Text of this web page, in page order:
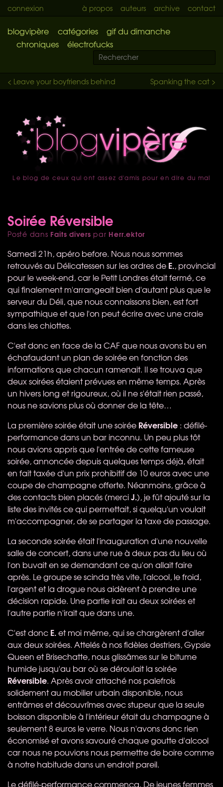
connexion à propos auteurs archive contact
blogvipère catégories
gif du dimanche
chroniques
électrofucks
Spanking the cat >
< Leave your boyfriends behind
accueil
Le blog de ceux qui ont assez d'amis pour en dire du mal
Soirée Réversible
Posté dans Faits divers par Herr.ektor
Samedi 21h, apéro before. Nous nous sommes
retrouvés au Délicatessen sur les ordres de E., provincial
pour le week-end, car le Petit Londres était fermé, ce
qui finalement m'arrangeait bien d'autant plus que le
serveur du Déli, que nous connaissons bien, est fort
sympathique et que l'on peut écrire avec une craie
dans les chiottes.
C'est donc en face de la CAFque nous avons bu en
échafaudant un plan de soirée en fonction des
informations que chacun ramenait. Il se trouva que
deux soirées étaient prévues en même temps. Après
un hivers long et rigoureux, où il ne s'était rien passé,
nous ne savions plus où donner de la tête…
La première soirée était une soirée Réversible : défilé-
performance dans un bar inconnu. Un peu plus tôt
nous avions appris que l'entrée de cette fameuse
soirée, annoncée depuis quelques temps déjà, était
en fait taxée d'un prix prohibitif de 10 euros avec une
coupe de champagne offerte. Néanmoins, grâce à
des contacts bien placés (merciJ.), je fût ajouté sur la
liste des invités ce qui permettait, si quelqu'un voulait
m'accompagner, de se partager la taxe de passage.
La seconde soirée était l'inauguration d'une nouvelle
salle de concert, dans une rue à deux pas du lieu où
l'on buvait en se demandant ce qu'on allait faire
après. Le groupe se scinda très vite, l'alcool, le froid,
l'argent et la drogue nous aidèrent à prendre une
décision rapide. Une partie irait au deux soirées et
l'autre partie n'irait que dans une.
C'est donc E.et moi même, qui se chargèrent d'aller
aux deux soirées. Attelés à nos fidèles destriers, Gypsie
Queen et Brisechatte, nous glissâmes sur le bitume
humide jusqu'au bar où se déroulait la soirée
Réversible. Après avoir attaché nos palefrois
solidement au mobilier urbain disponible, nous
entrâmes et découvrîmes avec stupeur que la seule
boisson disponible à l'intérieur était du champagne à
seulement 8 euros le verre. Nous n'avons donc rien
économisé et avons savouré chaque goutte d'alcool
car nous ne pouvions nous permettre de boire comme
à notre habitude dans un endroit pareil.
Le défilé-performance commença. De jeunes femmes